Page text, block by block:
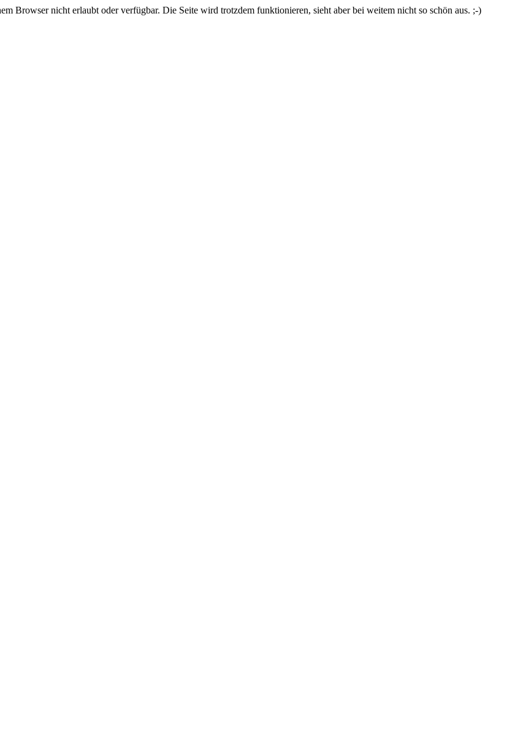
Browser nicht erlaubt oder verfügbar. Die Seite wird trotzdem funktionieren, sieht aber bei weitem nicht so schön aus. ;-)